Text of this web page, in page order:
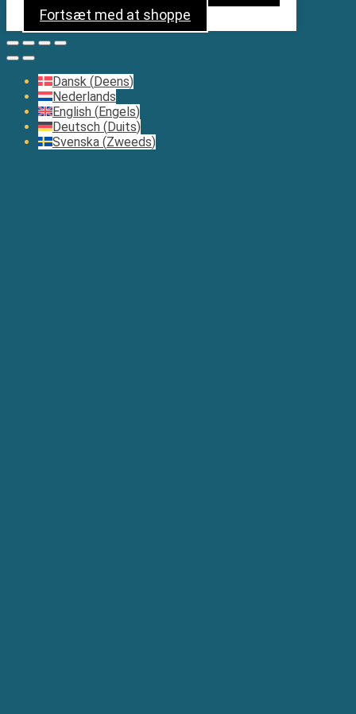
Fortsæt med at shoppe
Dansk (Deens)
Nederlands
English (Engels)
Deutsch (Duits)
Svenska (Zweeds)